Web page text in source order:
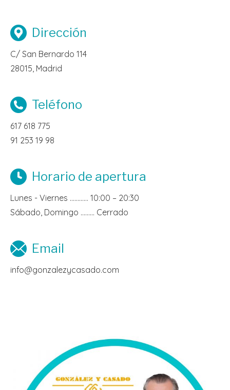
Dirección
C/ San Bernardo 114
28015, Madrid
Teléfono
617 618 775
91 253 19 98
Horario de apertura
Lunes - Viernes ………… 10:00 – 20:30
Sábado, Domingo ……… Cerrado
Email
info@gonzalezycasado.com